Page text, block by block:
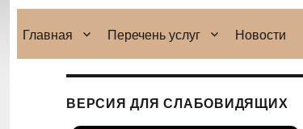
Главная Перечень услуг Новости
ВЕРСИЯ ДЛЯ СЛАБОВИДЯЩИХ